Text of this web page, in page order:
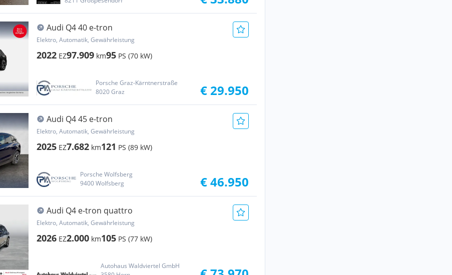
Audi Q4 40 e-tron
Elektro, Automatik, Gewährleistung
2022 EZ97.909 km95 PS (70 kW)
Porsche Graz-Kärntnerstraße
8020 Graz
€ 29.950
Audi Q4 45 e-tron
Elektro, Automatik, Gewährleistung
2025 EZ7.682 km121 PS (89 kW)
Porsche Wolfsberg
9400 Wolfsberg
€ 46.950
Audi Q4 e-tron quattro
Elektro, Automatik, Gewährleistung
2026 EZ2.000 km105 PS (77 kW)
Autohaus Waldviertel GmbH